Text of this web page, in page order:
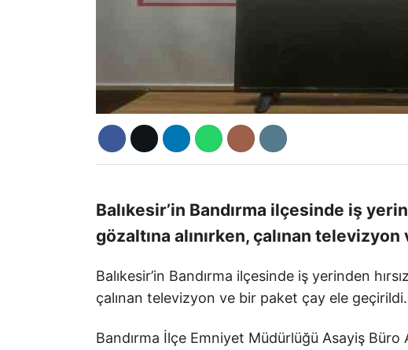
Balıkesir’in Bandırma ilçesinde iş
gözaltına alınırken, çalınan
Balıkesir’in Bandırma ilçesinde iş yerinden
çalınan televizyon ve bir paket çay ele geçirildi.
Bandırma İlçe Emniyet Müdürlüğü Asayiş Büro